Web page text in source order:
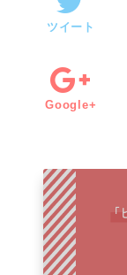
ツイート
Google+